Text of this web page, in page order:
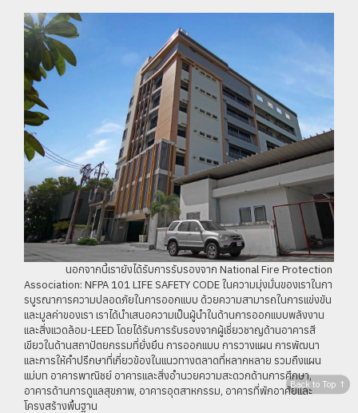
นอกจากนี้เรายังได้รับการรับรองจาก National Fire Protection
Association: NFPA 101 LIFE SAFETY CODE ในความมุ่งมั่นของเราในกา
รบูรณาการความปลอดภัยในการออกแบบ ด้วยความสามารถในการแข่งขัน
และมูลค่าของเรา เราได้นำเสนอความเป็นผู้นำในด้านการออกแบบพลังงาน
และสิ่งแวดล้อม-LEED โดยได้รับการรับรองจากผู้เชี่ยวชาญด้านอาคารสี
เขียวในด้านสถาปัตยกรรมที่ยั่งยืน การออกแบบ การวางแผน การพัฒนา
และการให้คำปรึกษาที่เกี่ยวข้องในแนวทางตลาดที่หลากหลาย รวมถึงแผน
แม่บท อาคารพาณิชย์ อาคารและสิ่งอำนวยความสะดวกด้านการศึกษา,
อาคารด้านการดูแลสุขภาพ, อาคารอุตสาหกรรม, อาคารที่พักอาศัยและ
โครงสร้างพื้นฐาน
Back to Top ↑